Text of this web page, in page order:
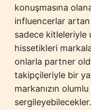
konuşmasına
influencerlar
sadece kitleleriyle
hissetikleri
onlarla partner
takipçileriyle bir
markanızın olumlu